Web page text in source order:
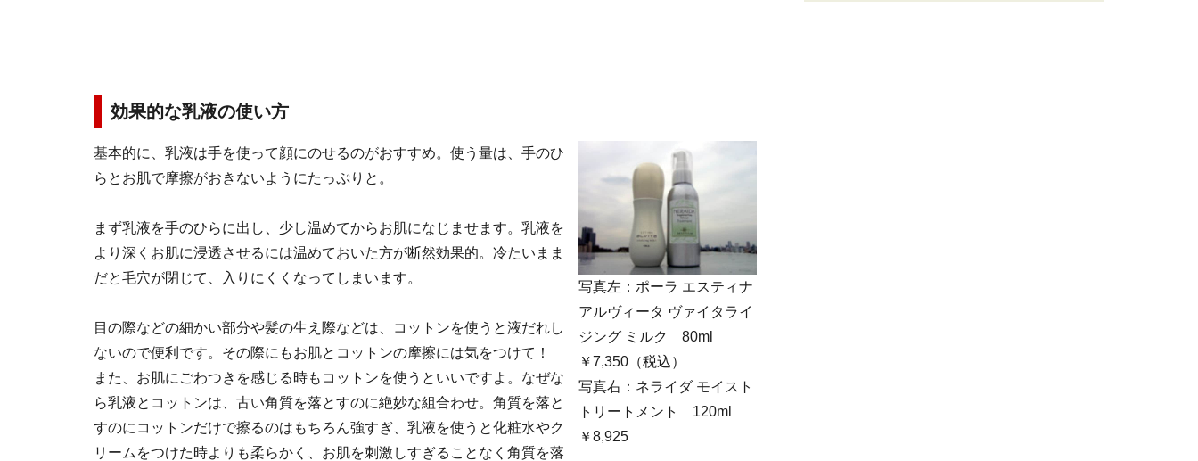
効果的な乳液の使い方
写真左：ポーラ エスティナ
アルヴィータ ヴァイタライ
ジング ミルク 80ml
￥7,350（税込）
写真右：ネライダ モイスト
トリートメント 120ml
￥8,925
基本的に、乳液は手を使って顔にのせるのがおすすめ。使う量は、手のひ
らとお肌で摩擦がおきないようにたっぷりと。
まず乳液を手のひらに出し、少し温めてからお肌になじませます。乳液を
より深くお肌に浸透させるには温めておいた方が断然効果的。冷たいまま
だと毛穴が閉じて、入りにくくなってしまいます。
目の際などの細かい部分や髪の生え際などは、コットンを使うと液だれし
ないので便利です。その際にもお肌とコットンの摩擦には気をつけて！
また、お肌にごわつきを感じる時もコットンを使うといいですよ。なぜな
ら乳液とコットンは、古い角質を落とすのに絶妙な組合わせ。角質を落と
すのにコットンだけで擦るのはもちろん強すぎ、乳液を使うと化粧水やク
リームをつけた時よりも柔らかく、お肌を刺激しすぎることなく角質を落